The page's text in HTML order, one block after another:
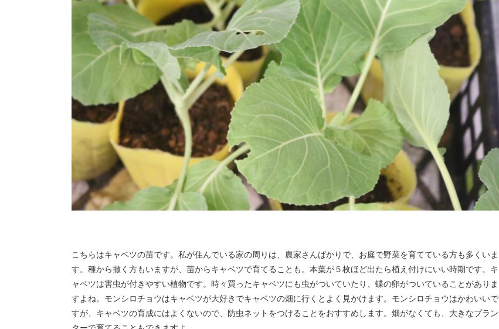
こちらはキャベツの苗です。私が住んでいる家の周りは、農家さんばかりで、お庭で野菜を育てている方も多くいま
す。種から撒く方もいますが、苗からキャベツで育てることも。本葉が５枚ほど出たら植え付けにいい時期です。キ
ャベツは害虫が付きやすい植物です。時々買ったキャベツにも虫がついていたり、蝶の卵がついていることがありま
すよね。モンシロチョウはキャベツが大好きでキャベツの畑に行くとよく見かけます。モンシロチョウはかわいいで
すが、キャベツの育成にはよくないので、防虫ネットをつけることをおすすめします。畑がなくても、大きなプラン